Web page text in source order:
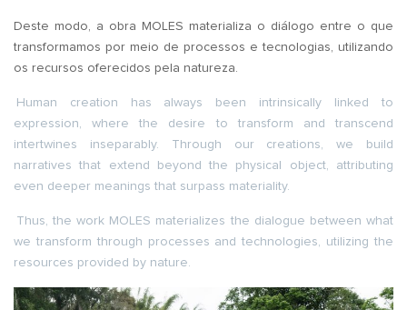
Deste modo, a obra MOLES materializa o diálogo entre o que
transformamos por meio de processos e tecnologias, utilizando
os recursos oferecidos pela natureza.
Human creation has always been intrinsically linked to
expression, where the desire to transform and transcend
intertwines inseparably. Through our creations, we build
narratives that extend beyond the physical object, attributing
even deeper meanings that surpass materiality.
Thus, the work MOLES materializes the dialogue between what
we transform through processes and technologies, utilizing the
resources provided by nature.